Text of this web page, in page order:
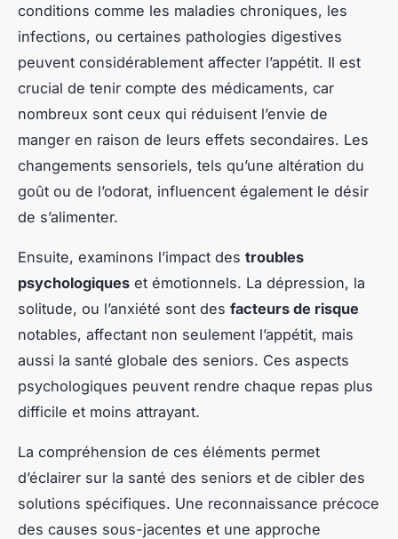
conditions comme les maladies chroniques, les
infections, ou certaines pathologies digestives
peuvent considérablement affecter l’appétit. Il est
crucial de tenir compte des médicaments, car
nombreux sont ceux qui réduisent l’envie de
manger en raison de leurs effets secondaires. Les
changements sensoriels, tels qu’une altération du
goût ou de l’odorat, influencent également le désir
de s’alimenter.
Ensuite, examinons l’impact des troubles
psychologiques et émotionnels. La dépression, la
solitude, ou l’anxiété sont des facteurs de risque
notables, affectant non seulement l’appétit, mais
aussi la santé globale des seniors. Ces aspects
psychologiques peuvent rendre chaque repas plus
difficile et moins attrayant.
La compréhension de ces éléments permet
d’éclairer sur la santé des seniors et de cibler des
solutions spécifiques. Une reconnaissance précoce
des causes sous-jacentes et une approche